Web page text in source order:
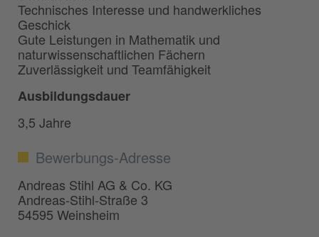
Technisches Interesse und handwerkliches
Geschick
Gute Leistungen in Mathematik und
naturwissenschaftlichen Fächern
Zuverlässigkeit und Teamfähigkeit
Ausbildungsdauer
3,5 Jahre
Bewerbungs-Adresse
Andreas Stihl AG & Co. KG
Andreas-Stihl-Straße 3
54595 Weinsheim